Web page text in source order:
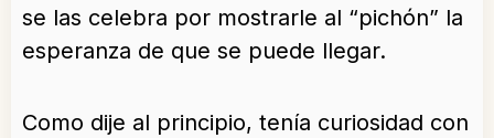
se las celebra por mostrarle al “pichón” la
esperanza de que se puede llegar.
Como dije al principio, tenía curiosidad con